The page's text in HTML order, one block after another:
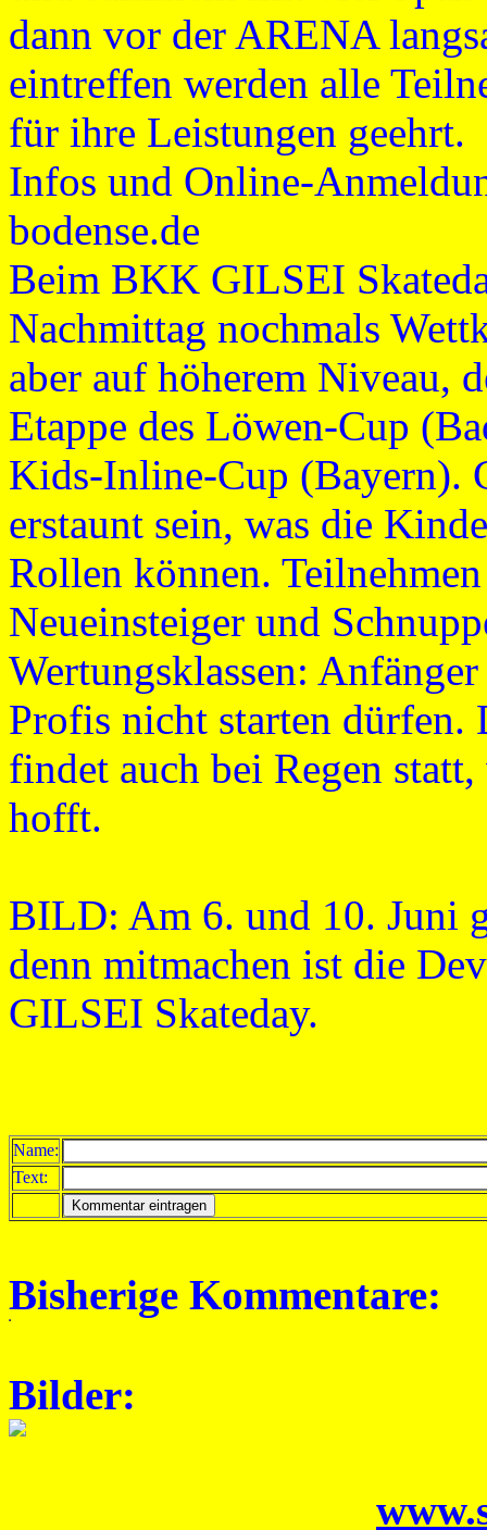
dann vor der ARENA
eintreffen werden alle
für ihre Leistungen geehrt.
Infos und Online-
bodense.de
Beim BKK GILSEI
Nachmittag nochmals
aber auf höherem Niveau,
Etappe des Löwen-Cup
Kids-Inline-Cup (Bayern).
erstaunt sein, was die
Rollen können.
Neueinsteiger und
Wertungsklassen:
Profis nicht starten
findet auch bei Regen
hofft.
BILD: Am 6. und 10. Juni
denn mitmachen ist die
GILSEI Skateday.
Name:
Text:
Bisherige Kommentare:
Bilder: